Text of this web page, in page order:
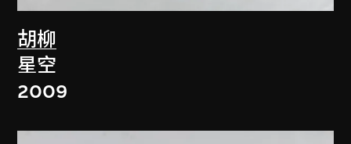
胡柳
星空
2009